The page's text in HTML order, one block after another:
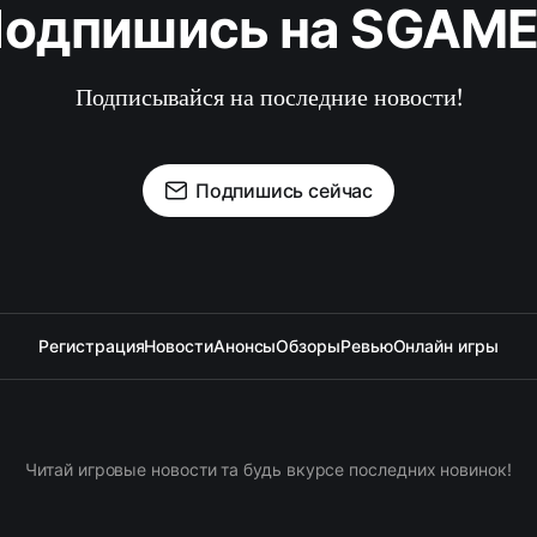
на
Подписывайся на последние новости!
Подпишись сейчас
РегистрацияНовостиАнонсыОбзорыРевьюОнлайн игры
Читай игровые новости та будь вкурсе последних новинок!